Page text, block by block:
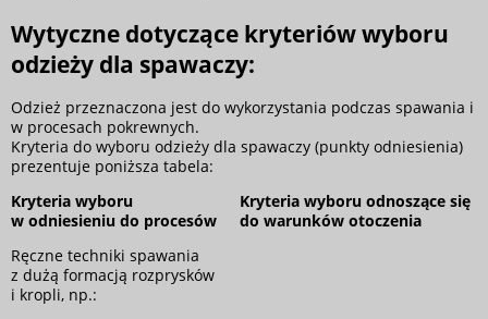
Wytyczne dotyczące kryteriów wyboru
odzieży dla spawaczy:
Odzież przeznaczona jest do wykorzystania podczas spawania i
w procesach pokrewnych.
Kryteria do wyboru odzieży dla spawaczy (punkty odniesienia)
prezentuje poniższa tabela:
Kryteria wyboru
w odniesieniu do procesów
Kryteria wyboru odnoszące się
do warunków otoczenia
Ręczne techniki spawania
z dużą formacją rozprysków
i kropli, np.: